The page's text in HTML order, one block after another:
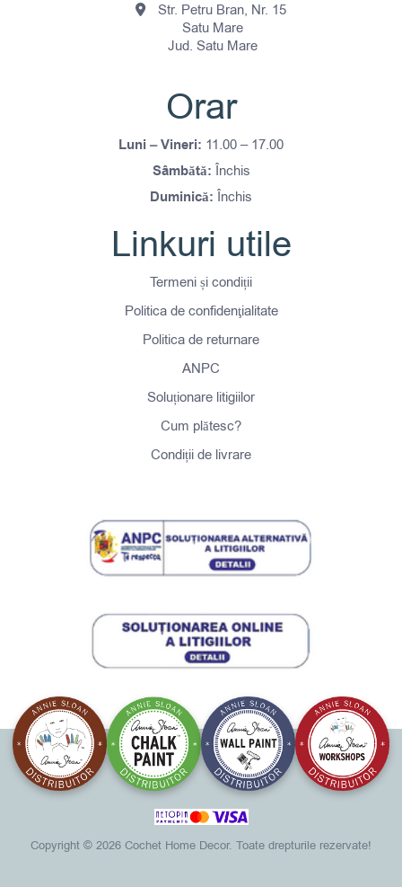
Str. Petru Bran, Nr. 15
Satu Mare
Jud. Satu Mare
Orar
Luni – Vineri: 11.00 – 17.00
Sâmbătă: Închis
Duminică: Închis
Linkuri utile
Termeni și condiții
Politica de confidenţialitate
Politica de returnare
ANPC
Soluționare litigiilor
Cum plătesc?
Condiții de livrare
Copyright © 2026 Cochet Home Decor. Toate drepturile rezervate!